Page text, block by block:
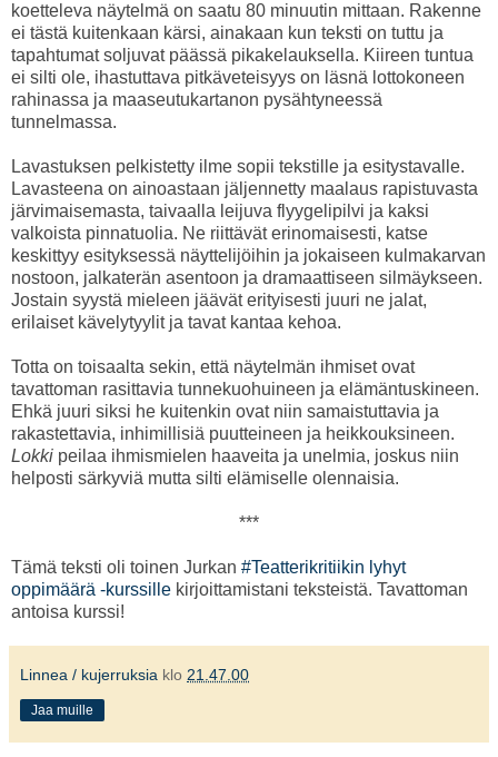
koetteleva näytelmä on saatu 80 minuutin mittaan. Rakenne
ei tästä kuitenkaan kärsi, ainakaan kun teksti on tuttu ja
tapahtumat soljuvat päässä pikakelauksella. Kiireen tuntua
ei silti ole, ihastuttava pitkäveteisyys on läsnä lottokoneen
rahinassa ja maaseutukartanon pysähtyneessä
tunnelmassa.
Lavastuksen pelkistetty ilme sopii tekstille ja esitystavalle.
Lavasteena on ainoastaan jäljennetty maalaus rapistuvasta
järvimaisemasta, taivaalla leijuva flyygelipilvi ja kaksi
valkoista pinnatuolia. Ne riittävät erinomaisesti, katse
keskittyy esityksessä näyttelijöihin ja jokaiseen kulmakarvan
nostoon, jalkaterän asentoon ja dramaattiseen silmäykseen.
Jostain syystä mieleen jäävät erityisesti juuri ne jalat,
erilaiset kävelytyylit ja tavat kantaa kehoa.
Totta on toisaalta sekin, että näytelmän ihmiset ovat
tavattoman rasittavia tunnekuohuineen ja elämäntuskineen.
Ehkä juuri siksi he kuitenkin ovat niin samaistuttavia ja
rakastettavia, inhimillisiä puutteineen ja heikkouksineen.
Lokki peilaa ihmismielen haaveita ja unelmia, joskus niin
helposti särkyviä mutta silti elämiselle olennaisia.
***
Tämä teksti oli toinen Jurkan #Teatterikritiikin lyhyt
oppimäärä -kurssille kirjoittamistani teksteistä. Tavattoman
antoisa kurssi!
Linnea / kujerruksia klo 21.47.00
Jaa muille